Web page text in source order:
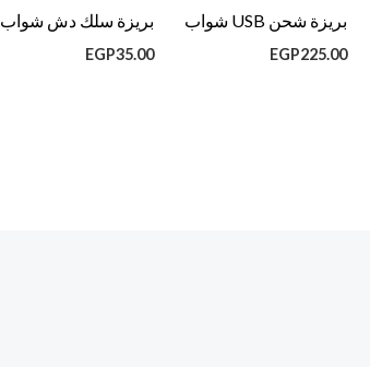
بريزة شحن USB شواب
EGP225.00
بريزة سلك دش شواب
EGP35.00